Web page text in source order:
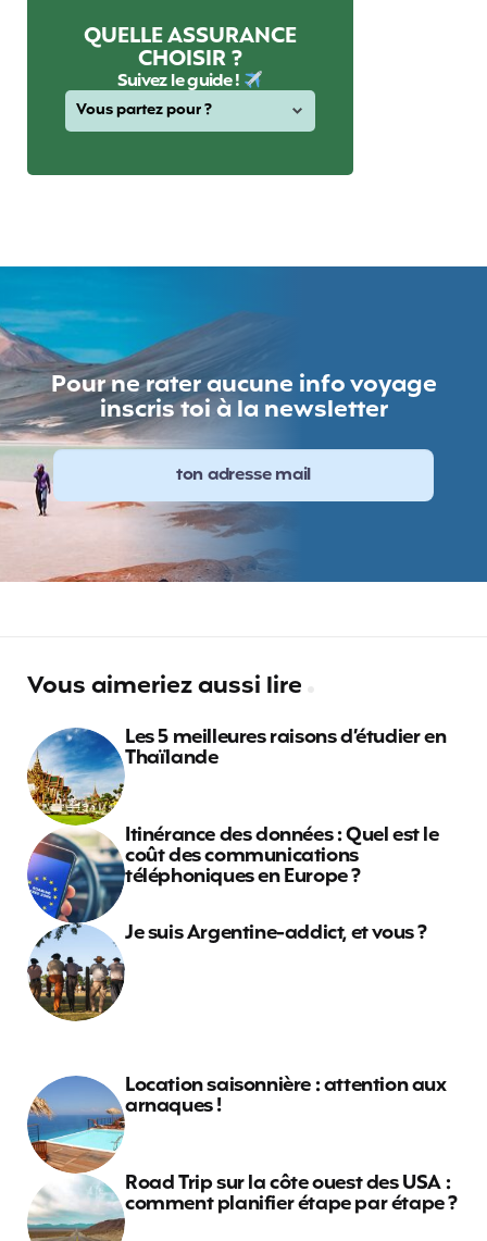
QUELLE ASSURANCE
CHOISIR ?
Suivez le guide !
Pour ne rater aucune info voyage
inscris toi à la newsletter
Vous aimeriez aussi lire
Les 5 meilleures raisons d’étudier en
Thaïlande
Itinérance des données : Quel est le
coût des communications
téléphoniques en Europe ?
Je suis Argentine-addict, et vous ?
Location saisonnière : attention aux
arnaques !
Road Trip sur la côte ouest des USA :
comment planifier étape par étape ?